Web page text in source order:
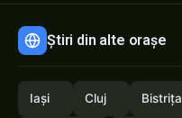
Știri din alte orașe
Iași Cluj Bistrița